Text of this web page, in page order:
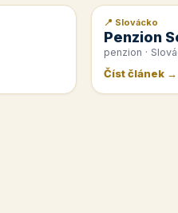
📰 PR článek
📍 Slovácko
Penzion
penzion ·
Číst článek →